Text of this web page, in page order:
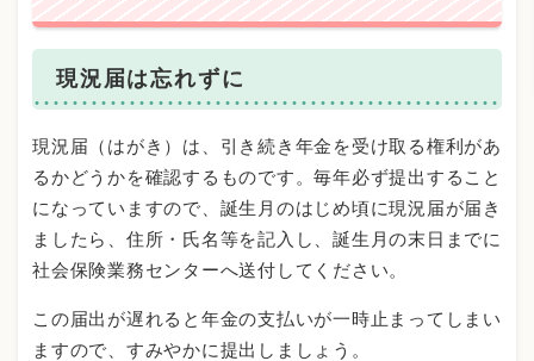
現況届は忘れずに
現況届（はがき）は、引き続き年金を受け取る権利があ
るかどうかを確認するものです。毎年必ず提出すること
になっていますので、誕生月のはじめ頃に現況届が届き
ましたら、住所・氏名等を記入し、誕生月の末日までに
社会保険業務センターへ送付してください。
この届出が遅れると年金の支払いが一時止まってしまい
ますので、すみやかに提出しましょう。